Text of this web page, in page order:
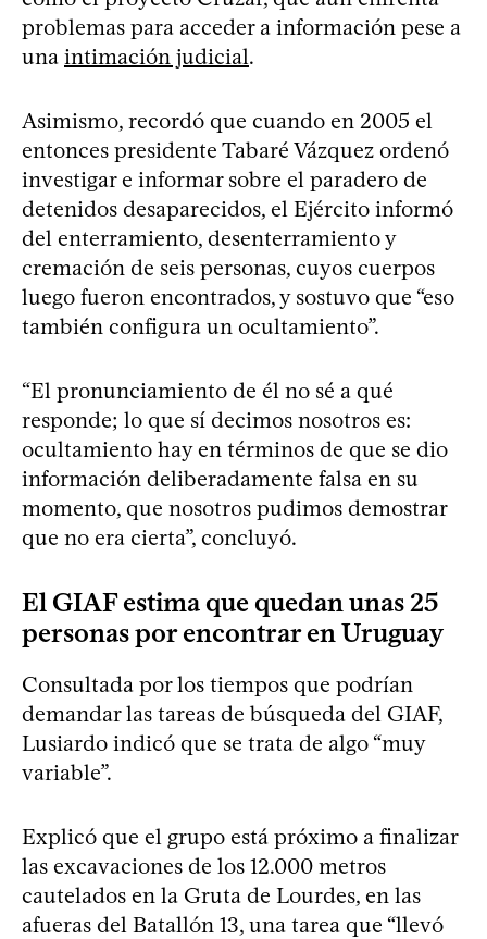
problemas para acceder a información pese a
una intimación judicial.
Asimismo, recordó que cuando en 2005 el
entonces presidente Tabaré Vázquez ordenó
investigar e informar sobre el paradero de
detenidos desaparecidos, el Ejército informó
del enterramiento, desenterramiento y
cremación de seis personas, cuyos cuerpos
luego fueron encontrados, y sostuvo que “eso
también configura un ocultamiento”.
“El pronunciamiento de él no sé a qué
responde; lo que sí decimos nosotros es:
ocultamiento hay en términos de que se dio
información deliberadamente falsa en su
momento, que nosotros pudimos demostrar
que no era cierta”, concluyó.
El GIAF estima que quedan unas 25
personas por encontrar en Uruguay
Consultada por los tiempos que podrían
demandar las tareas de búsqueda del GIAF,
Lusiardo indicó que se trata de algo “muy
variable”.
Explicó que el grupo está próximo a finalizar
las excavaciones de los 12.000 metros
cautelados en la Gruta de Lourdes, en las
afueras del Batallón 13, una tarea que “llevó